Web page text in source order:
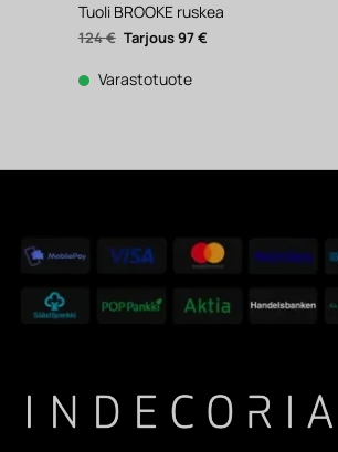
Tuoli BROOKE ruskea
124€ Alkuperäinen
hinta
124 €.
97€Nykyinen
hinta
Varastotuote